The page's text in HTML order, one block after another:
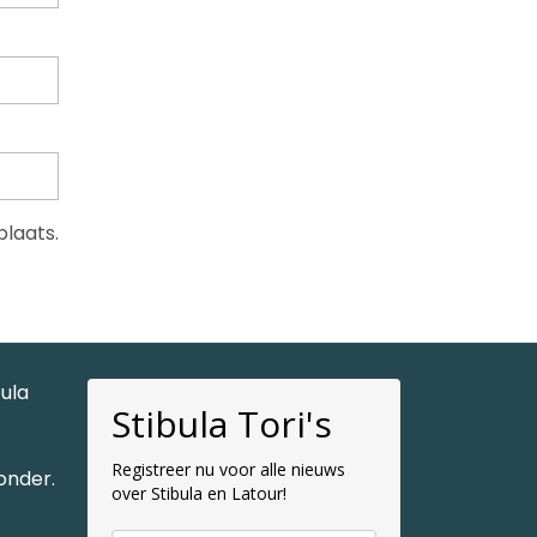
Stibula Tori's
Registreer nu voor alle nieuws
over Stibula en Latour!